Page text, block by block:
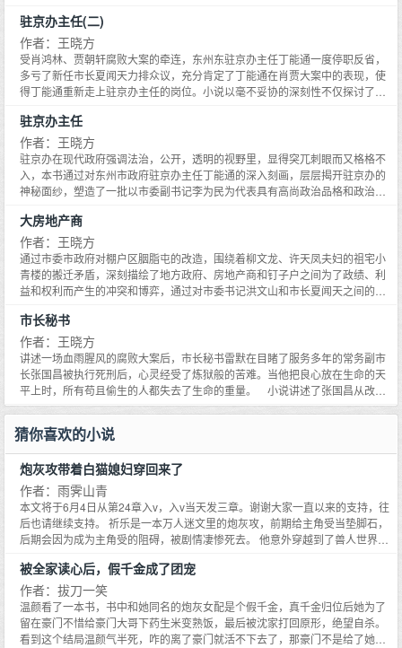
场成也萧何败也萧何的悲剧，致使东汽集团董事长兼总经理金伟民迷失在自己
设计的资本迷宫中。与此同时，在吴东明扶持下，迅速崛起的民营企业蝎神集
团因盲目扩张、经营不善破产倒闭，老板邱兴本因官商勾结而出逃，引发了清
江省历史上最大规模的群访事件。本书通过市委书记夏闻天与市长吴东明之间
围绕解放思想必须杀出一条血路的政治博弈，以毫不妥协的犀利笔锋深刻揭示
的阿喀琉斯之踵。小说在情感探讨上也出人意料。本书结构宏大，思想深邃，
情节惊心动魄，对人物性格与命运关系的探索令人震撼，深层次阐释了执政者
在新的历史条件下的执政困境，充分彰显了王晓方站在时代制高点上，一贯贴
近时代、贴近生活、贴近民生的创作风格，该书堪称当下现实主义作品的扛鼎
之作。
驻京办主任(二)
作者：王晓方
受肖鸿林、贾朝轩腐败大案的牵连，东州东驻京办主任丁能通一度停职反省，
多亏了新任市长夏闻天力排众议，充分肯定了丁能通在肖贾大案中的表现，使
得丁能通重新走上驻京办主任的岗位。小说以毫不妥协的深刻性不仅探讨了驻
委书记洪文山和市长夏闻天之间以什么发展观立市的博弈，深入探讨了科学发
展观问题；通过药王庙社区大拆迁、社保基金腐败案、皇县矿官商勾结、琼水
湖生态难等重大事件的深刻描写，生动叙述了省市县三级领导干部在构建和谐
社会中的心灵嬗变。小说不动声色中将官场、商场、情场的欲望和情感书写得
淋漓尽致，作品以其思想的光辉撞击着人们的心灵，拷问着人们的灵魂，照亮
驻京办主任
作者：王晓方
驻京办在现代政府强调法治，公开，透明的视野里，显得突兀刺眼而又格格不
入，本书通过对东州市政府驻京办主任丁能通的深入刻画，层层揭开驻京办的
神秘面纱，塑造了一批以市委副书记李为民为代表具有高尚政治品格和政治智
为腐败分子的罪恶过程，生动刻画了深处政治漩涡的丁能通及诡谲圆滑又精明
干练的人物性格。本书以驻京办这个鲜为人知的政治平台，用现实主义手法，
生动叙述了省市县三级领导干部在改革过程中的艺术形象，新颖独特，鲜活灵
动，故事饱满丰沛，文字生动洒脱，情节跌宕起伏，人物复杂逼真，好似一部
灵魂的交响乐，给读者留下无尽的思索和艺术震撼！
大房地产商
作者：王晓方
通过市委市政府对棚户区胭脂屯的改造，围绕着柳文龙、许天凤夫妇的祖宅小
青楼的搬迁矛盾，深刻描绘了地方政府、房地产商和钉子户之间为了政绩、利
益和权利而产生的冲突和博弈，通过对市委书记洪文山和市长夏闻天之间的矛
许天凤夫妇捍卫民权的钉子精神和经过改革开放洗礼的执政者以人为本的博大
胸怀。《大房地产商》充分体现了王晓方执意大规模描绘改革开放深层次矛盾
和社会现象的意图，是作家继《致命漩涡》、《少年本色》、《驻京办主
任》、《驻京办主任二》、《市长秘书》之后的又一次成功突破。东州市主管
房地产的副市长何振东被双规缘于一张神秘的光盘，导火索是森豪集团投巨资
建设的森豪国际中心被市国土资源局收回，收回的原因扑朔迷离，为了抓住幕
后的黑手，森豪集团房地产开发有限公司董事长白昌星被逼上梁山，为了夺回
森豪国际中心，他下了鱼死网破的决心。
市长秘书
作者：王晓方
讲述一场血雨腥风的腐败大案后，市长秘书雷默在目睹了服务多年的常务副市
长张国昌被执行死刑后，心灵经受了炼狱般的苦难。当他把良心放在生命的天
平上时，所有苟且偷生的人都失去了生命的重量。 小说讲述了张国昌从改革
精英蜕变成腐败分子的罪恶过程；讲述了在政治旋涡中挣扎出来的雷默，在辉
覆辙的悲剧。当雷默再一次目睹了好友迟小牧被卷入腐败旋涡而惨遭杀害之
后，他躲在女人怀抱中的一丝温暖也惊得烟消云散。情人丑儿的死，终于促使
雷默去神山圣水寻找灵魂能够永生的心灵庄园。小说文毛洒脱灵秀，情节跌宕
起伏，人物复杂逼真，心理描写细腻生动、布局独特大气，结构推阵出新，读
起来酣畅淋漓，挖骨易髓，剥茧抽丝，好似一部灵魂的交响乐，给读者留下无
尽的思索和艺术的震撼。
猜你喜欢的小说
炮灰攻带着白猫媳妇穿回来了
作者：雨霁山青
本文将于6月4日从第24章入v，入v当天发三章。谢谢大家一直以来的支持，往
后也请继续支持。 祈乐是一本万人迷文里的炮灰攻，前期给主角受当垫脚石，
后期会因为成为主角受的阻碍，被剧情凄惨死去。 他意外穿越到了兽人世界，
伴侣被世界意识针对，他决定远离主角团和剧情。 让剧情和渣渣们见鬼去，他
和大猫媳妇一起种种田，夫夫双双把家还的神仙咸鱼日子不香吗？ 只是他媳妇
未免太厉害了点，一尾巴拍晕人贩子，一抽鼻子发现了隐藏的d品，随便一露
相就是全网热搜预定，无数猫粉底下嗷嗷叫着要吸猫，还有组队要偷猫的。 总
裁首富、豪门少爷，jd队长、猫迷影帝等主角受的各路攻纷纷找上门要买猫。
被全家读心后，假千金成了团宠
作者：拔刀一笑
温颜看了一本书，书中和她同名的炮灰女配是个假千金，真千金归位后她为了
留在豪门不惜给豪门大哥下药生米变熟饭，最后被沈家打回原形，绝望自杀。
看到这个结局温颜气半死，咋的离了豪门就活不下去了，那豪门不是给了她一